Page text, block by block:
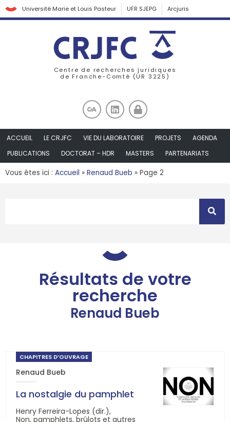
Université Marie et Louis Pasteur UFR SJEPG Arcjuris
Centre de recherches juridiques
de Franche-Comté (UR 3225)
ACCUEIL LE CRJFC VIE DU LABORATOIRE PROJETS
AGENDA
PUBLICATIONS
DOCTORAT – HDR MASTERS PARTENARIATS
Vous êtes ici : Accueil » Renaud Bueb » Page 2
Résultats de votre
recherche
Renaud Bueb
CHAPITRES D’OUVRAGE
Renaud Bueb
La nostalgie du pamphlet
Henry Ferreira-Lopes (dir.),
Non, pamphlets, brûlots et autres